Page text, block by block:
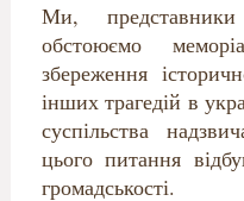
Ми, представники
обстоюємо
збереження
інших трагедій в
суспільства
цього питання
громадськості.